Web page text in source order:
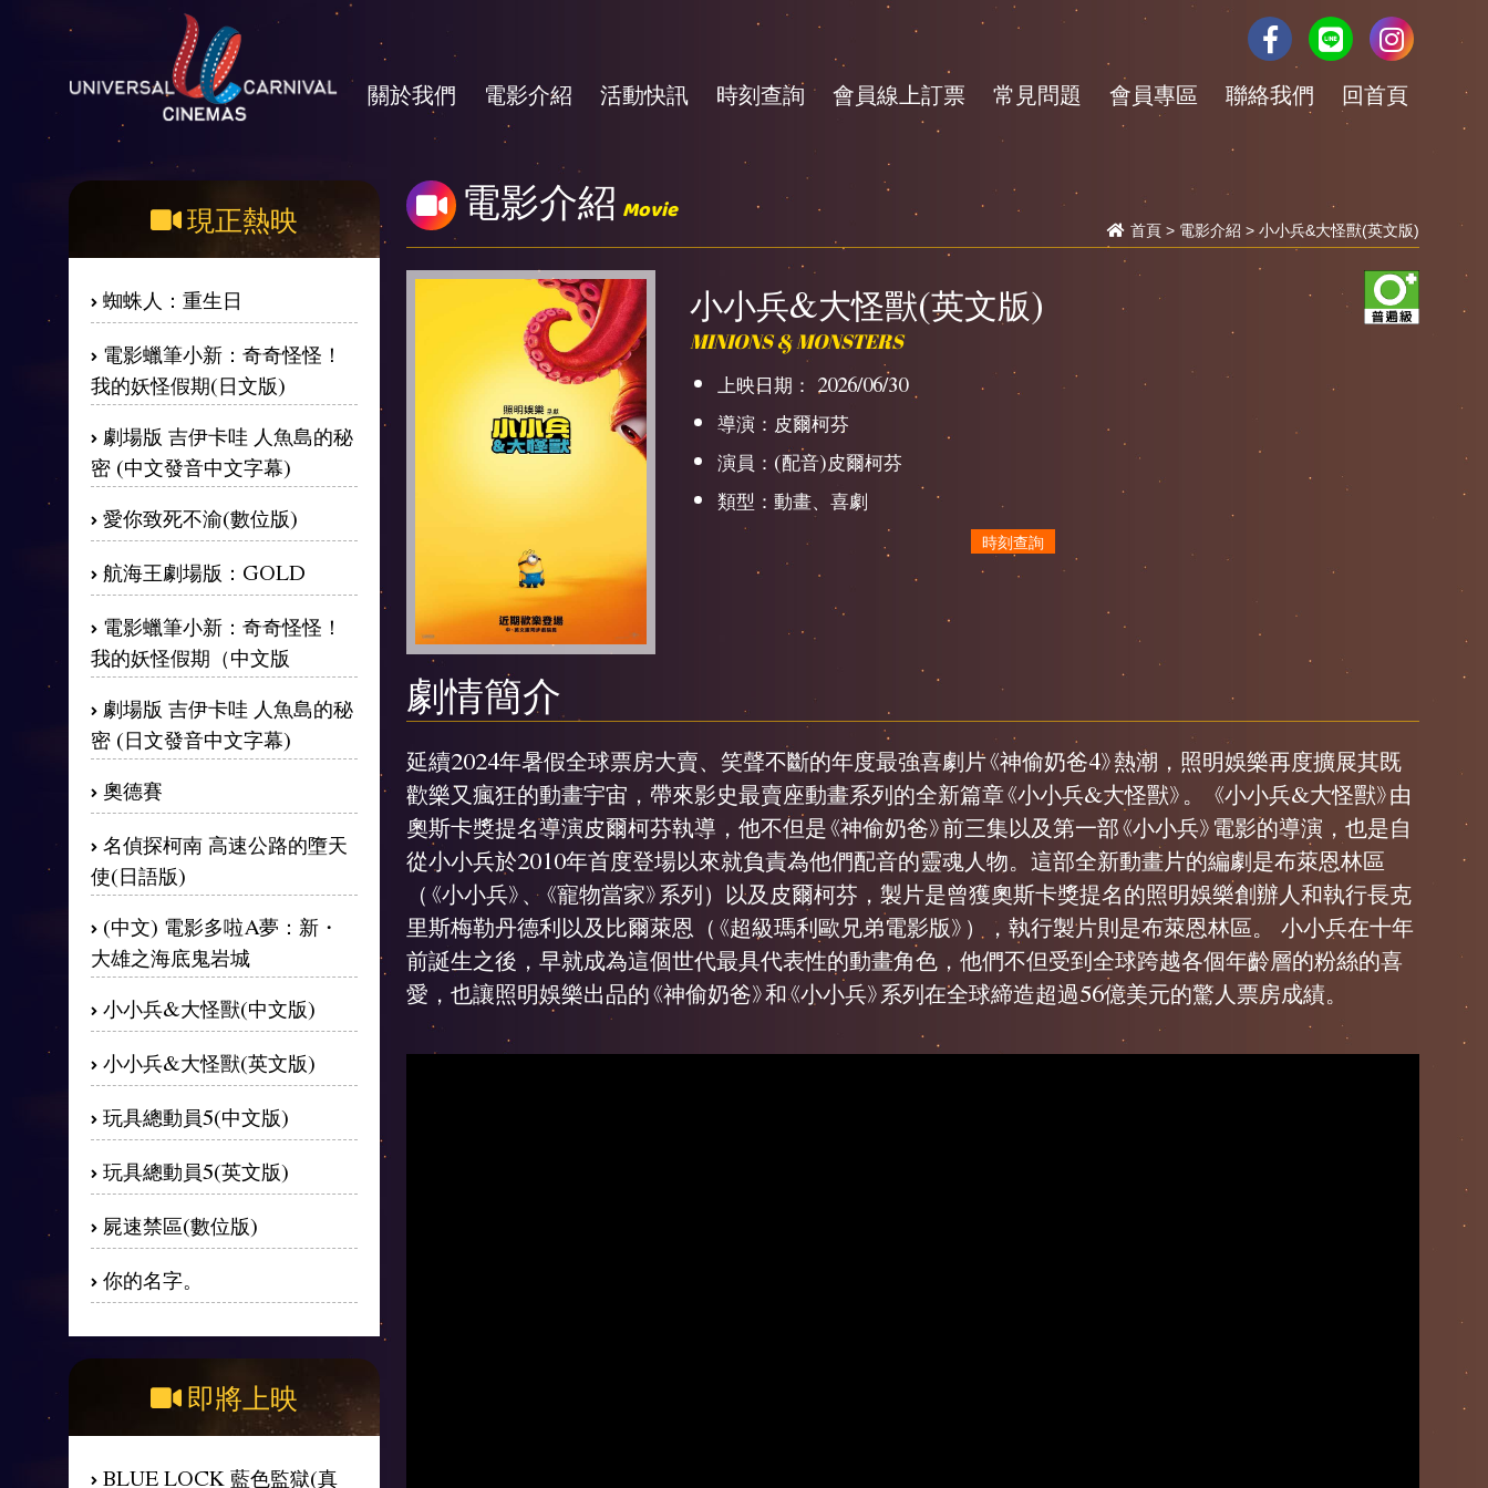
關於我們 電影介紹 活動快訊 時刻查詢 會員線上訂票 常見問題 會員專區 聯絡我們 回首頁
現正熱映
蜘蛛人：重生日
電影蠟筆小新：奇奇怪怪！
我的妖怪假期(日文版)
劇場版 吉伊卡哇 人魚島的秘
密 (中文發音中文字幕)
愛你致死不渝(數位版)
航海王劇場版：GOLD
電影蠟筆小新：奇奇怪怪！
我的妖怪假期（中文版
劇場版 吉伊卡哇 人魚島的秘
密 (日文發音中文字幕)
奧德賽
名偵探柯南 高速公路的墮天
使(日語版)
(中文) 電影多啦A夢：新・
大雄之海底鬼岩城
小小兵&大怪獸(中文版)
小小兵&大怪獸(英文版)
玩具總動員5(中文版)
玩具總動員5(英文版)
屍速禁區(數位版)
你的名字。
即將上映
BLUE LOCK 藍色監獄(真
電影介紹 Movie
首頁 > 電影介紹 > 小小兵&大怪獸(英文版)
小小兵&大怪獸(英文版)
MINIONS & MONSTERS
上映日期： 2026/06/30
導演：皮爾柯芬
演員：(配音)皮爾柯芬
類型：動畫、喜劇
時刻查詢
劇情簡介
延續2024年暑假全球票房大賣、笑聲不斷的年度最強喜劇片《神偷奶爸4》熱潮，照明娛樂再度擴展其既
歡樂又瘋狂的動畫宇宙，帶來影史最賣座動畫系列的全新篇章《小小兵&大怪獸》。 《小小兵&大怪獸》由
奧斯卡獎提名導演皮爾柯芬執導，他不但是《神偷奶爸》前三集以及第一部《小小兵》電影的導演，也是自
從小小兵於2010年首度登場以來就負責為他們配音的靈魂人物。這部全新動畫片的編劇是布萊恩林區
（《小小兵》、《寵物當家》系列）以及皮爾柯芬，製片是曾獲奧斯卡獎提名的照明娛樂創辦人和執行長克
里斯梅勒丹德利以及比爾萊恩（《超級瑪利歐兄弟電影版》），執行製片則是布萊恩林區。 小小兵在十年
前誕生之後，早就成為這個世代最具代表性的動畫角色，他們不但受到全球跨越各個年齡層的粉絲的喜
愛，也讓照明娛樂出品的《神偷奶爸》和《小小兵》系列在全球締造超過56億美元的驚人票房成績。